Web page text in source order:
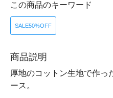
この商品のキーワード
SALE50%OFF
商品説明
厚地のコットン生地で作っ
ース。